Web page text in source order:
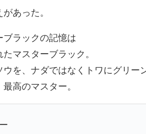
あった。
ブラックの記憶は
マスターブラック。
を、ナダではなくトワにグリー
高のマスター。